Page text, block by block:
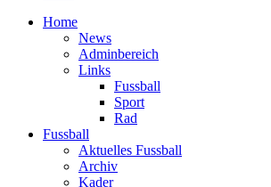
Home
News
Adminbereich
Links
Fussball
Sport
Rad
Fussball
Aktuelles Fussball
Archiv
Kader